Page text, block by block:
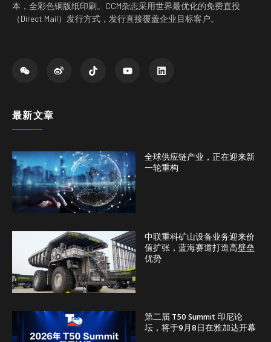
本，全彩色铜版纸印刷。CCM杂志采用世界最优化的免费直投
（Direct Mail）发行方式，发行直接覆盖企业目标客户。
最新文章
全球供应链产业，正在迎来新
一轮重构
中联重科矿山设备业务迎来价
值扩张，蓝海赛道打造高壁垒
优势
第二届 T50 Summit 印尼论
坛，将于9月8日在雅加达开幕